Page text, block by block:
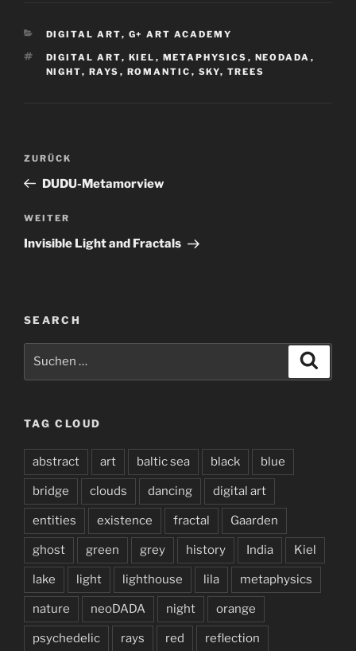
KATEGORIEN
DIGITAL ART, G+ ART ACADEMY
SCHLAGWÖRTER
DIGITAL ART, KIEL , METAPHYSICS , NEODADA ,
NIGHT, RAYS , ROMANTIC , SKY, TREES
Beitragsnavigation
Vorheriger
Beitrag
ZURÜCK
DUDU-Metamorview
Nächster
Beitrag
WEITER
Invisible Light and Fractals
SEARCH
TAG CLOUD
abstract art baltic sea black blue
bridge clouds dancing digital art
entities existence fractal Gaarden
ghost green grey history India Kiel
lake light lighthouse lila metaphysics
nature neoDADA night orange
psychedelic rays red reflection